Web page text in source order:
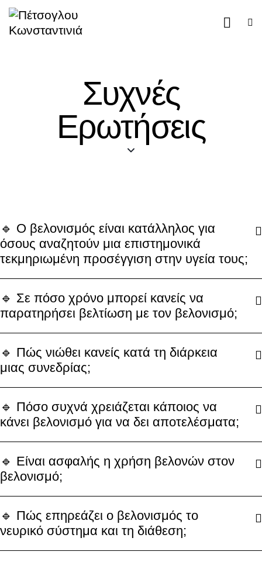
Συχνές
Ερωτήσεις
🔹 Ο βελονισμός είναι κατάλληλος για
όσους αναζητούν μια επιστημονικά
τεκμηριωμένη προσέγγιση στην υγεία τους;
🔹 Σε πόσο χρόνο μπορεί κανείς να
παρατηρήσει βελτίωση με τον βελονισμό;
🔹 Πώς νιώθει κανείς κατά τη διάρκεια
μιας συνεδρίας;
🔹 Πόσο συχνά χρειάζεται κάποιος να
κάνει βελονισμό για να δει αποτελέσματα;
🔹 Είναι ασφαλής η χρήση βελονών στον
βελονισμό;
🔹 Πώς επηρεάζει ο βελονισμός το
νευρικό σύστημα και τη διάθεση;